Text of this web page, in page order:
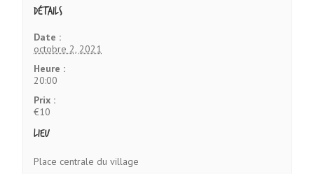
Détails
Date :
octobre 2, 2021
Heure :
20:00
Prix :
€10
Lieu
Place centrale du village